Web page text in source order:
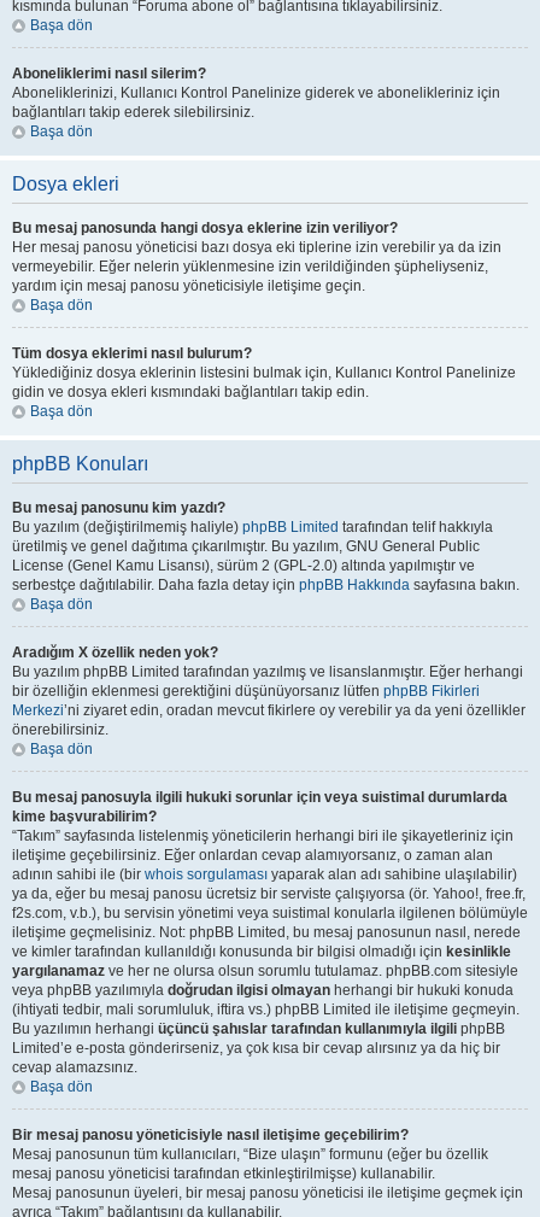
kısmında bulunan “Foruma abone ol” bağlantısına tıklayabilirsiniz.
Başa dön
Aboneliklerimi nasıl silerim?
Aboneliklerinizi, Kullanıcı Kontrol Panelinize giderek ve abonelikleriniz için
bağlantıları takip ederek silebilirsiniz.
Başa dön
Dosya ekleri
Bu mesaj panosunda hangi dosya eklerine izin veriliyor?
Her mesaj panosu yöneticisi bazı dosya eki tiplerine izin verebilir ya da izin
vermeyebilir. Eğer nelerin yüklenmesine izin verildiğinden şüpheliyseniz,
yardım için mesaj panosu yöneticisiyle iletişime geçin.
Başa dön
Tüm dosya eklerimi nasıl bulurum?
Yüklediğiniz dosya eklerinin listesini bulmak için, Kullanıcı Kontrol Panelinize
gidin ve dosya ekleri kısmındaki bağlantıları takip edin.
Başa dön
phpBB Konuları
Bu mesaj panosunu kim yazdı?
Bu yazılım (değiştirilmemiş haliyle) phpBB Limited tarafından telif hakkıyla
üretilmiş ve genel dağıtıma çıkarılmıştır. Bu yazılım, GNU General Public
License (Genel Kamu Lisansı), sürüm 2 (GPL-2.0) altında yapılmıştır ve
serbestçe dağıtılabilir. Daha fazla detay için phpBB Hakkında sayfasına bakın.
Başa dön
Aradığım X özellik neden yok?
Bu yazılım phpBB Limited tarafından yazılmış ve lisanslanmıştır. Eğer herhangi
bir özelliğin eklenmesi gerektiğini düşünüyorsanız lütfen phpBB Fikirleri
Merkezi’ni ziyaret edin, oradan mevcut fikirlere oy verebilir ya da yeni özellikler
önerebilirsiniz.
Başa dön
Bu mesaj panosuyla ilgili hukuki sorunlar için veya suistimal durumlarda
kime başvurabilirim?
“Takım” sayfasında listelenmiş yöneticilerin herhangi biri ile şikayetleriniz için
iletişime geçebilirsiniz. Eğer onlardan cevap alamıyorsanız, o zaman alan
adının sahibi ile (bir whois sorgulaması yaparak alan adı sahibine ulaşılabilir)
ya da, eğer bu mesaj panosu ücretsiz bir serviste çalışıyorsa (ör. Yahoo!, free.fr,
f2s.com, v.b.), bu servisin yönetimi veya suistimal konularla ilgilenen bölümüyle
iletişime geçmelisiniz. Not: phpBB Limited, bu mesaj panosunun nasıl, nerede
ve kimler tarafından kullanıldığı konusunda bir bilgisi olmadığı için kesinlikle
yargılanamaz ve her ne olursa olsun sorumlu tutulamaz. phpBB.com sitesiyle
veya phpBB yazılımıyla doğrudan ilgisi olmayan herhangi bir hukuki konuda
(ihtiyati tedbir, mali sorumluluk, iftira vs.) phpBB Limited ile iletişime geçmeyin.
Bu yazılımın herhangi üçüncü şahıslar tarafından kullanımıyla ilgili phpBB
Limited’e e-posta gönderirseniz, ya çok kısa bir cevap alırsınız ya da hiç bir
cevap alamazsınız.
Başa dön
Bir mesaj panosu yöneticisiyle nasıl iletişime geçebilirim?
Mesaj panosunun tüm kullanıcıları, “Bize ulaşın” formunu (eğer bu özellik
mesaj panosu yöneticisi tarafından etkinleştirilmişse) kullanabilir.
Mesaj panosunun üyeleri, bir mesaj panosu yöneticisi ile iletişime geçmek için
ayrıca “Takım” bağlantısını da kullanabilir.